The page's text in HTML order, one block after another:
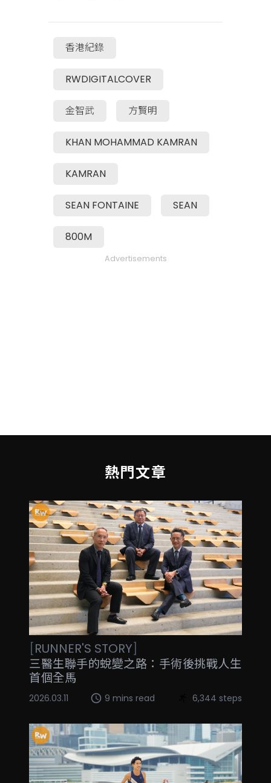
香港紀錄
RWDIGITALCOVER
金智武 方賢明
KHAN MOHAMMAD KAMRAN
KAMRAN
SEAN FONTAINE SEAN
800M
Advertisements
熱門文章
[RUNNER'S STORY]
三醫生聯手的蛻變之路：手術後挑戰人生
首個全馬
2026.03.11 9 mins read 6,344 steps